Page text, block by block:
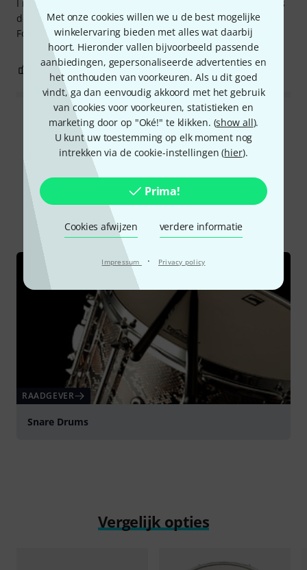
Met onze cookies willen we u de best mogelijke
winkelervaring bieden met alles wat daarbij
hoort. Hieronder vallen bijvoorbeeld passende
aanbiedingen, gepersonaliseerde advertenties en
het onthouden van voorkeuren. Als u dit goed
vindt, ga dan eenvoudig akkoord met het gebruik
van cookies voor voorkeuren, statistieken en
marketing door op "Oké!" te klikken. (show all).
U kunt uw toestemming op elk moment nog
intrekken via de cookie-instellingen (hier).
Prima!
Cookies afwijzen verdere informatie
Impressum · Privacy policy
I needed a smaller-diameter snare that could still sound as
deep as standard 14" and this one definitely does the job!
For this price it is a nice addition to my collection.
0 EVALUATIE MELDEN
Alle waarderingen lezen
Wist u?
Alle Online Raadgever
RAADGEVER
Snare Drums
Vergelijk opties